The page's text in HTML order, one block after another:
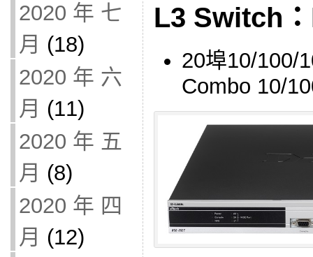
2020 年 七
月 (18)
2020 年 六
月 (11)
2020 年 五
月 (8)
2020 年 四
月 (12)
L3 Switch
20埠10/100/
Combo 10/